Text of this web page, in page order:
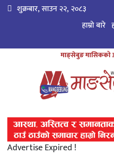
शुक्रबार, साउन २२, २०८३
हाम्रो बारे
माङ्सेबुङ
Advertise Expired !